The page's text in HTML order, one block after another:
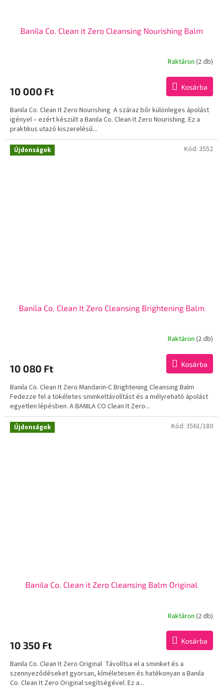
Banila Co. Clean it Zero Cleansing Nourishing Balm
értékelése
ből
5,0
csillag.
Raktáron(2 db)
10 000 Ft Kosárba
Banila Co. Clean It Zero Nourishing A száraz bőr különleges ápolást
igényel – ezért készült a Banila Co. Clean It Zero Nourishing. Ez a
praktikus utazó kiszerelésű...
Újdonságok
Banila Co. Clean It Zero Cleansing Brightening Balm
Raktáron (2 db)
10 080 Ft Kosárba
Banila Co. Clean It Zero Mandarin-C Brightening Cleansing Balm
Fedezze fel a tökéletes sminkeltávolítást és a mélyreható ápolást
egyetlen lépésben. A BANILA CO Clean It Zero...
Kód: 3552
Újdonságok
Banila Co. Clean it Zero Cleansing Balm Original
Raktáron (2 db)
10 350 Ft Kosárba
Banila Co. Clean It Zero Original Távolítsa el a sminket és a
szennyeződéseket gyorsan, kíméletesen és hatékonyan a Banila
Co. Clean It Zero Original segítségével. Ez a...
Kód: 3561/180